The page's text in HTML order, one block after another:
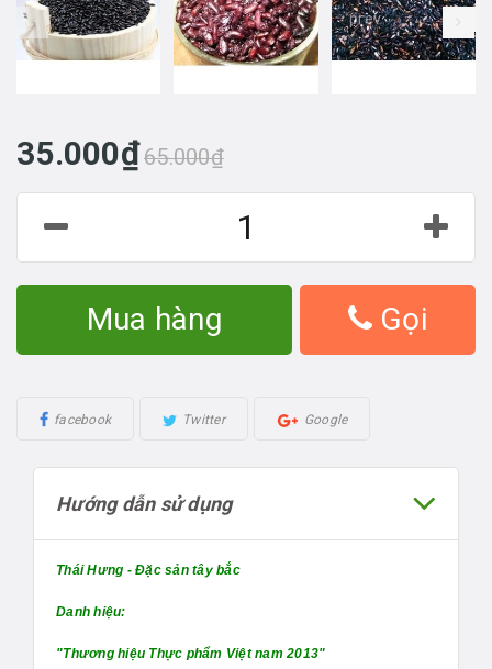
prev
35.000₫65.000₫
Mua hàng Gọi
facebook Twitter Google
Hướng dẫn sử dụng
Thái Hưng - Đặc sản tây bắc
Danh hiệu:
"Thương hiệu Thực phẩm Việt nam 2013"